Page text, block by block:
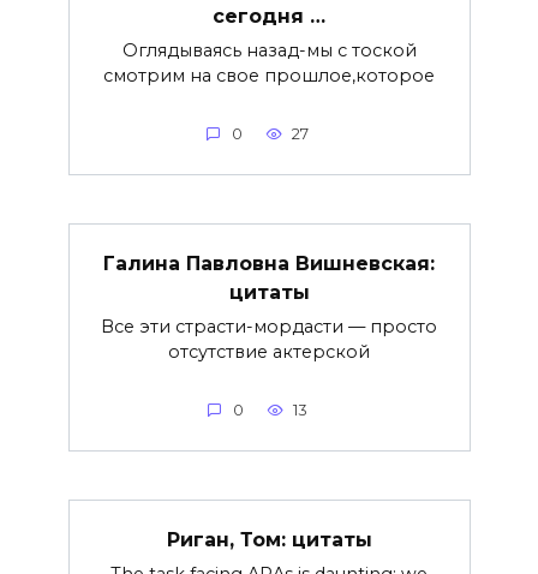
сегодня …
Оглядываясь назад-мы с тоской
смотрим на свое прошлое,которое
0 27
Галина Павловна Вишневская:
цитаты
Все эти страсти-мордасти — просто
отсутствие актерской
0 13
Риган, Том: цитаты